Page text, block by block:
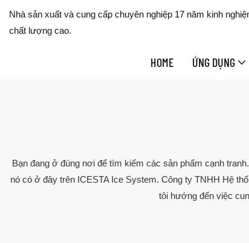
Nhà sản xuất và cung cấp chuyên nghiệp 17 năm kinh
chất lượng cao.
HOME ỨNG DỤNG
Bạn đang ở đúng nơi để tìm kiếm các sản phẩm cạnh
nó có ở đây trên ICESTA Ice System. Công ty TNHH Hệ
tôi hướng đến việc